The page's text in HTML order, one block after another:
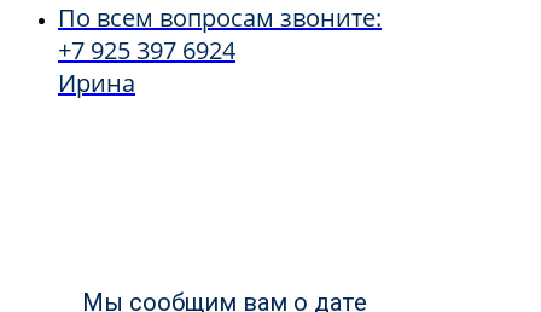
По всем вопросам звоните:
+7 925 397 6924
Ирина
Мы сообщим вам о дате